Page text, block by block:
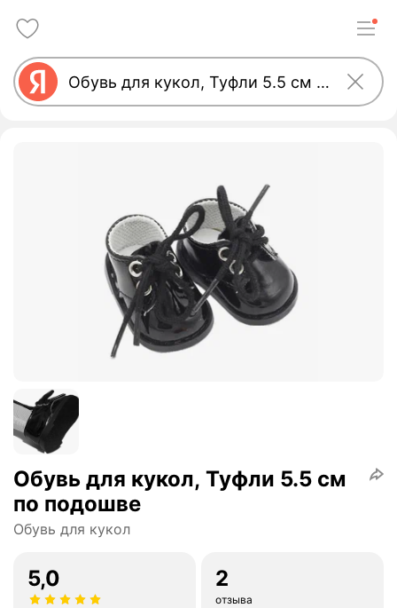
Обувь для кукол, Туфли 5.5 см
по подошве
Обувь для кукол
5,0 2
отзыва